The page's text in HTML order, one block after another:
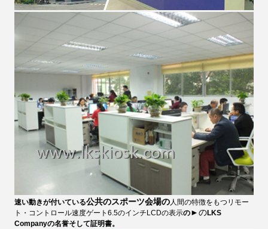
速い動きが付いている公共のスポーツ会場の人間の特徴をもつリモー
ト・コントロール速度ゲート6.5のインチLCDの表示の►のLKS
Companyの名誉そして証明書。